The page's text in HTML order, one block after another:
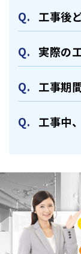
⼯事後
実際の
⼯事期
⼯事中